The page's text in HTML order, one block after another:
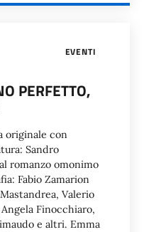
EVENTI
PERFETTO,
originale con
Sandro
romanzo omonimo
Fabio Zamarion
Valerio
Finocchiaro,
e altri. Emma